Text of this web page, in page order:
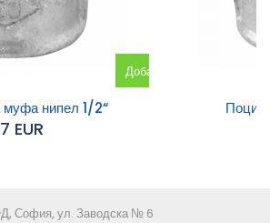
Добавяне
муфа нипел 1/2“
EUR
София, ул. Заводска № 6